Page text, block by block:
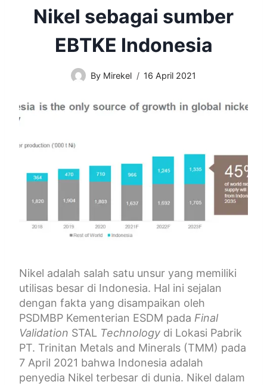
Nikel sebagai sumber
EBTKE Indonesia
By Mirekel 16 April 2021
Nikel adalah salah satu unsur yang memiliki
utilisas besar di Indonesia. Hal ini sejalan
dengan fakta yang disampaikan oleh
PSDMBP Kementerian ESDM pada Final
Validation STAL Technology di Lokasi Pabrik
PT. Trinitan Metals and Minerals (TMM) pada
7 April 2021 bahwa Indonesia adalah
penyedia Nikel terbesar di dunia. Nikel dalam